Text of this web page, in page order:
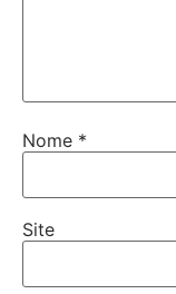
Nome *
Site